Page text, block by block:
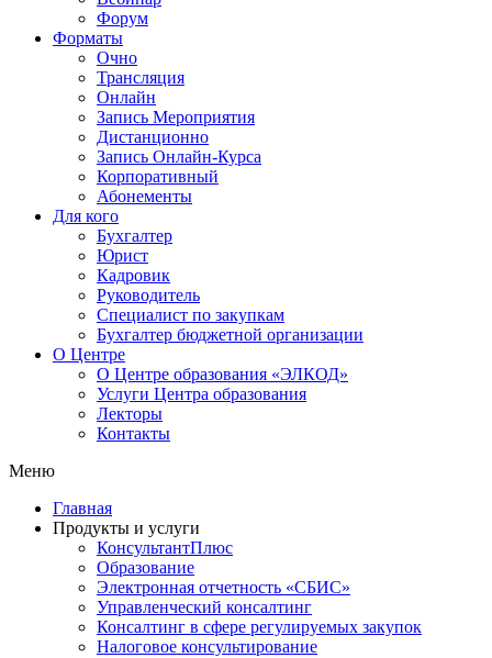
Форум
Форматы
Очно
Трансляция
Онлайн
Запись Мероприятия
Дистанционно
Запись Онлайн-Курса
Корпоративный
Абонементы
Для кого
Бухгалтер
Юрист
Кадровик
Руководитель
Специалист по закупкам
Бухгалтер бюджетной организации
О Центре
О Центре образования «ЭЛКОД»
Услуги Центра образования
Лекторы
Контакты
Меню
Главная
Продукты и услуги
КонсультантПлюс
Образование
Электронная отчетность «СБИС»
Управленческий консалтинг
Консалтинг в сфере регулируемых закупок
Налоговое консультирование